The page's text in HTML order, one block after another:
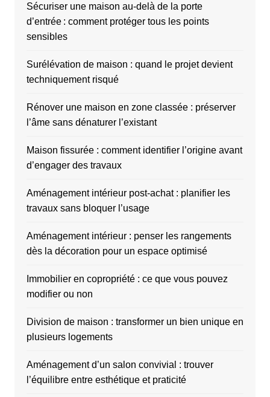
Sécuriser une maison au-delà de la porte
d’entrée : comment protéger tous les points
sensibles
Surélévation de maison : quand le projet devient
techniquement risqué
Rénover une maison en zone classée : préserver
l’âme sans dénaturer l’existant
Maison fissurée : comment identifier l’origine avant
d’engager des travaux
Aménagement intérieur post-achat : planifier les
travaux sans bloquer l’usage
Aménagement intérieur : penser les rangements
dès la décoration pour un espace optimisé
Immobilier en copropriété : ce que vous pouvez
modifier ou non
Division de maison : transformer un bien unique en
plusieurs logements
Aménagement d’un salon convivial : trouver
l’équilibre entre esthétique et praticité